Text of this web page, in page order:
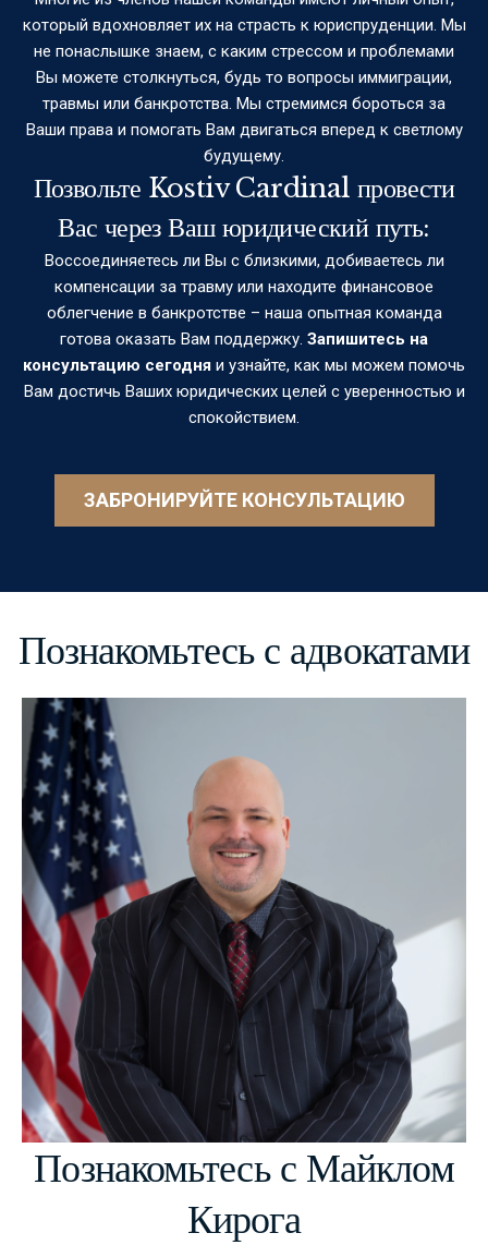
который вдохновляет их на страсть к юриспруденции. Мы
не понаслышке знаем, с каким стрессом и проблемами
Вы можете столкнуться, будь то вопросы иммиграции,
травмы или банкротства. Мы стремимся бороться за
Ваши права и помогать Вам двигаться вперед к светлому
будущему.
Позвольте Kostiv Cardinal провести
Вас через Ваш юридический путь:
Воссоединяетесь ли Вы с близкими, добиваетесь ли
компенсации за травму или находите финансовое
облегчение в банкротстве – наша опытная команда
готова оказать Вам поддержку. Запишитесь на
консультацию сегодня и узнайте, как мы можем помочь
Вам достичь Ваших юридических целей с уверенностью и
спокойствием.
ЗАБРОНИРУЙТЕ КОНСУЛЬТАЦИЮ
Познакомьтесь с адвокатами
Познакомьтесь с Майклом
Кирога